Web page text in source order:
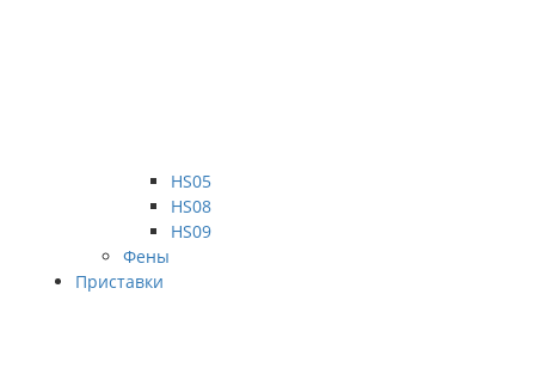
HS05
HS08
HS09
Фены
Приставки